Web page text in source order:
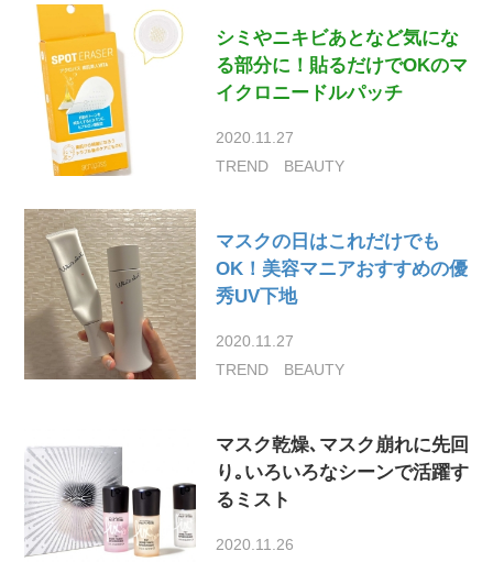
シミやニキビあとなど気にな
る部分に！貼るだけでOKのマ
イクロニードルパッチ
2020.11.27
TREND
BEAUTY
マスクの日はこれだけでも
OK！美容マニアおすすめの優
秀UV下地
2020.11.27
TREND
BEAUTY
マスク乾燥､マスク崩れに先回
り｡いろいろなシーンで活躍す
るミスト
2020.11.26